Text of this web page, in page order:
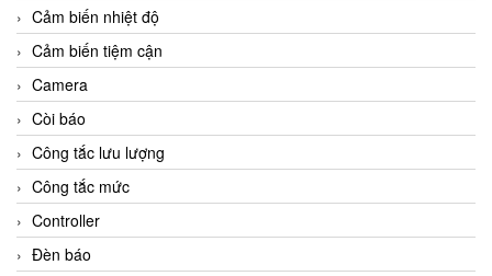
Cảm biến nhiệt độ
Cảm biến tiệm cận
Camera
Còi báo
Công tắc lưu lượng
Công tắc mức
Controller
Đèn báo